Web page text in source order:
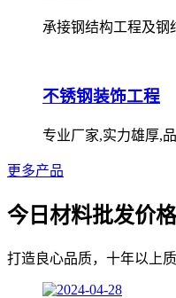
承接钢结构工程及钢
不锈钢装饰工程
专业厂家,实力雄厚,
更多产品
今日材料批发价
打造良心品质，十年以上